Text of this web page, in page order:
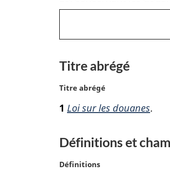
Titre abrégé
N
t
a
g
Titre abrégé
1 Loi sur les douanes.
Définitions et
N
Définitions